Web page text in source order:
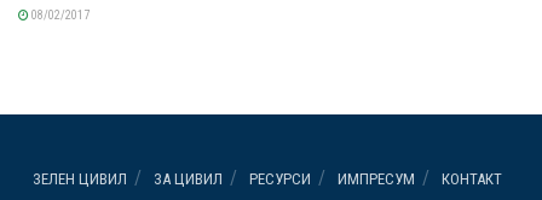
08/02/2017
ЗЕЛЕН ЦИВИЛ ЗА ЦИВИЛ РЕСУРСИ ИМПРЕСУМ КОНТАКТ